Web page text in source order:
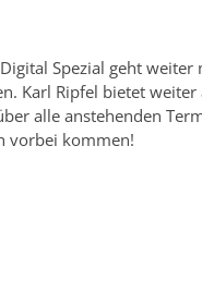
Spezial geht weiter
Karl Ripfel bietet weiter
alle anstehenden
vorbei kommen!